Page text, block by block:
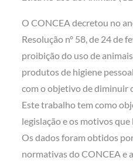
O CONCEA decretou no
Resolução nº 58, de 24 de
proibição do uso de
produtos de higiene
com o objetivo de diminuir
Este trabalho tem como
legislação e os motivos
Os dados foram obtidos
normativas do CONCEA e